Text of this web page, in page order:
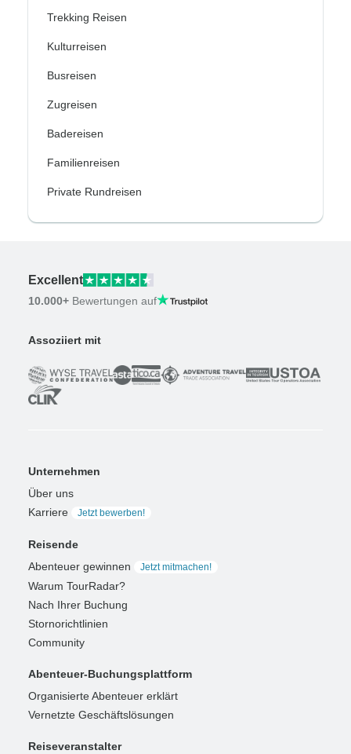
Trekking Reisen
Kulturreisen
Busreisen
Zugreisen
Badereisen
Familienreisen
Private Rundreisen
Excellent
10.000+ Bewertungen auf
Assoziiert mit
Unternehmen
Über uns
Karriere
Jetzt bewerben!
Reisende
Abenteuer gewinnen
Jetzt mitmachen!
Warum TourRadar?
Nach Ihrer Buchung
Stornorichtlinien
Community
Abenteuer-Buchungsplattform
Organisierte Abenteuer erklärt
Vernetzte Geschäftslösungen
Reiseveranstalter